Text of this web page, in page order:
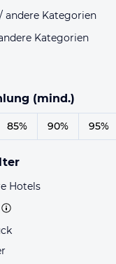
andere Kategorien
Kategorien
(mind.)
85% 90% 95%
Hotels